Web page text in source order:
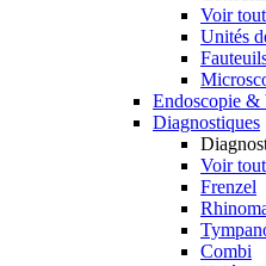
Voir tout
Unités
Endoscopie &
Diagnostiques
Voir tout
Frenzel
Combi